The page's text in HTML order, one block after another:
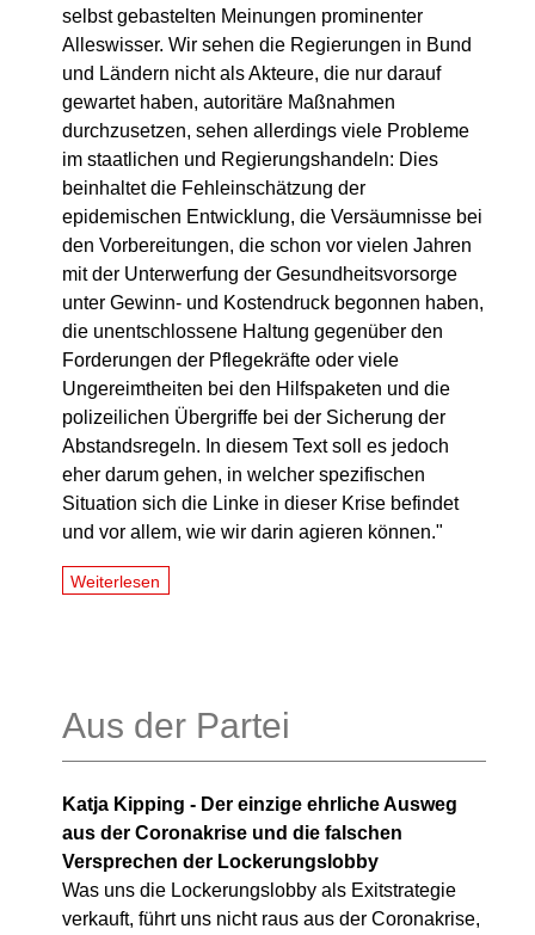
selbst gebastelten Meinungen prominenter
Alleswisser. Wir sehen die Regierungen in Bund
und Ländern nicht als Akteure, die nur darauf
gewartet haben, autoritäre Maßnahmen
durchzusetzen, sehen allerdings viele Probleme
im staatlichen und Regierungshandeln: Dies
beinhaltet die Fehleinschätzung der
epidemischen Entwicklung, die Versäumnisse bei
den Vorbereitungen, die schon vor vielen Jahren
mit der Unterwerfung der Gesundheitsvorsorge
unter Gewinn- und Kostendruck begonnen haben,
die unentschlossene Haltung gegenüber den
Forderungen der Pflegekräfte oder viele
Ungereimtheiten bei den Hilfspaketen und die
polizeilichen Übergriffe bei der Sicherung der
Abstandsregeln. In diesem Text soll es jedoch
eher darum gehen, in welcher spezifischen
Situation sich die Linke in dieser Krise befindet
und vor allem, wie wir darin agieren können."
Weiterlesen
Aus der Partei
Katja Kipping - Der einzige ehrliche Ausweg
aus der Coronakrise und die falschen
Versprechen der Lockerungslobby
Was uns die Lockerungslobby als Exitstrategie
verkauft, führt uns nicht raus aus der Coronakrise,